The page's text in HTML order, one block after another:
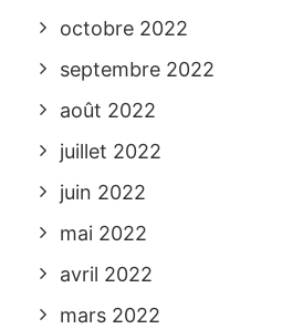
octobre 2022
septembre 2022
août 2022
juillet 2022
juin 2022
mai 2022
avril 2022
mars 2022